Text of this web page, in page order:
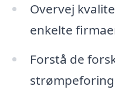
Overvej
enkelte
Forstå de
strømpeforing